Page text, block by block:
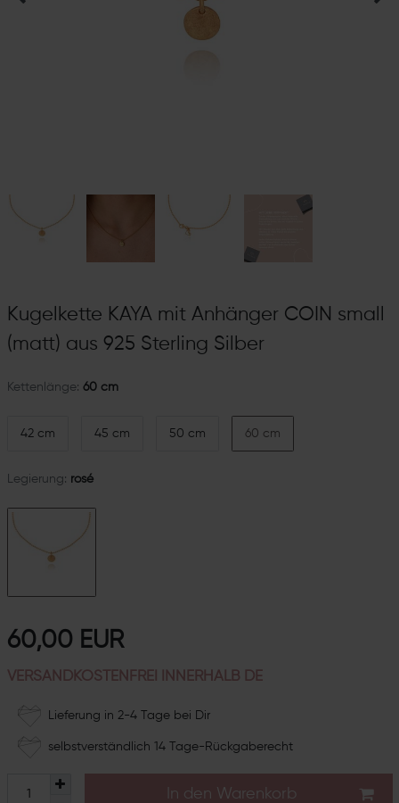
Kugelkette KAYA mit Anhänger COIN small
(matt) aus 925 Sterling Silber
Kettenlänge: 60 cm
42 cm 45 cm 50 cm 60 cm
Legierung: rosé
60,00 EUR
VERSANDKOSTENFREI INNERHALB DE
Lieferung in 2-4 Tage bei Dir
selbstverständlich 14 Tage-Rückgaberecht
In den Warenkorb